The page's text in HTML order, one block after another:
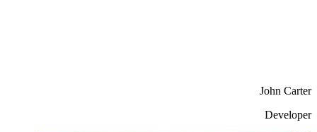
John Carter
Developer